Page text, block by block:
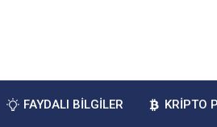
FAYDALI BİLGİLER KRİPTO